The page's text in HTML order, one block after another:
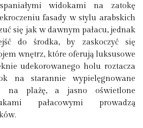
widokami na zatokę
fasady w stylu arabskich
się jak w dawnym pałacu, jednak
do środka, by zaskoczyć się
wnętrz, które oferują luksusowe
udekorowanego holu roztacza
na starannie wypielęgnowane
na plażę, a jasno oświetlone
pałacowymi prowadzą